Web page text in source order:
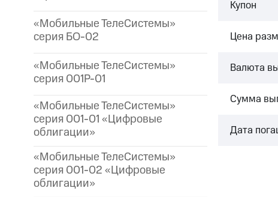
«Мобильные ТелеСистемы»
серия БО-02
«Мобильные ТелеСистемы»
серия 001P-01
«Мобильные ТелеСистемы»
серия 001-01 «Цифровые
облигации»
«Мобильные ТелеСистемы»
серия 001-02 «Цифровые
облигации»
Купон
Цена
Валюта
Сумма
Дата